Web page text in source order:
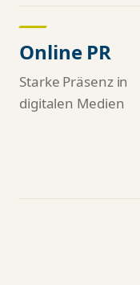
Online PR
Starke Präsenz in
digitalen Medien